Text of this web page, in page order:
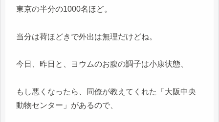
東京の半分の1000名ほど。
当分は荷ほどきで外出は無理だけどね。
今日、昨日と、ヨウムのお腹の調子は小康状態、
もし悪くなったら、同僚が教えてくれた「大阪中央
動物センター」があるので、